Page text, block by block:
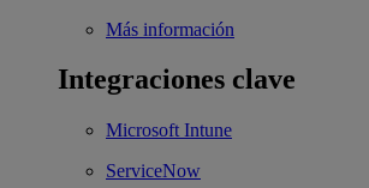
Más información
Integraciones clave
Microsoft Intune
ServiceNow